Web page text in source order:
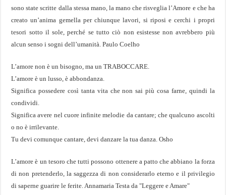
sono state scritte dalla stessa mano, la mano che risveglia l’Amore e che ha
creato un’anima gemella per chiunque lavori, si riposi e cerchi i propri
tesori sotto il sole, perché se tutto ciò non esistesse non avrebbero più
alcun senso i sogni dell’umanità. Paulo Coelho
L’amore non è un bisogno, ma un TRABOCCARE.
L’amore è un lusso, è abbondanza.
Significa possedere così tanta vita che non sai più cosa farne, quindi la
condividi.
Significa avere nel cuore infinite melodie da cantare; che qualcuno ascolti
o no è irrilevante.
Tu devi comunque cantare, devi danzare la tua danza. Osho
L’amore è un tesoro che tutti possono ottenere a patto che abbiano la forza
di non pretenderlo, la saggezza di non considerarlo eterno e il privilegio
di saperne guarire le ferite. Annamaria Testa da "Leggere e Amare"